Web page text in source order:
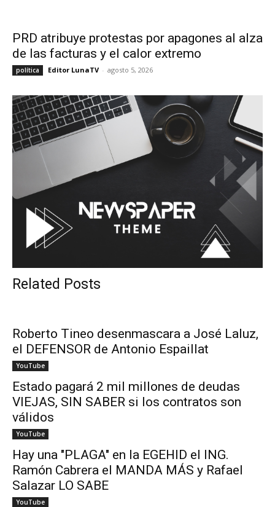
PRD atribuye protestas por apagones al alza
de las facturas y el calor extremo
política Editor LunaTV - agosto 5, 2026
Related Posts
Roberto Tineo desenmascara a José Laluz,
el DEFENSOR de Antonio Espaillat
YouTube
Estado pagará 2 mil millones de deudas
VIEJAS, SIN SABER si los contratos son
válidos
YouTube
Hay una "PLAGA" en la EGEHID el ING.
Ramón Cabrera el MANDA MÁS y Rafael
Salazar LO SABE
YouTube